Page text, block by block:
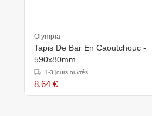
Olympia
Tapis De Bar En Caoutchouc -
590x80mm
1-3 jours ouvrés
8,64 €